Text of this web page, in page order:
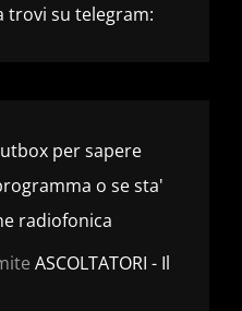
trovi su telegram:
per sapere
o se sta'
radiofonica
ASCOLTATORI - Il